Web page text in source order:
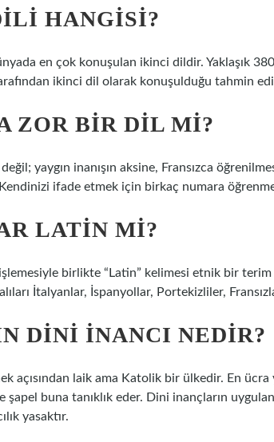
HANGISI?
en çok konuşulan ikinci dildir. Yaklaşık
ikinci dil olarak konuşulduğu tahmin
ZOR BIR DIL MI?
yaygın inanışın aksine, Fransızca
ifade etmek için birkaç numara
LATIN MI?
birlikte “Latin” kelimesi etnik bir
İtalyanlar, İspanyollar, Portekizliler,
DINI INANCI NEDIR?
açısından laik ama Katolik bir ülkedir. En
buna tanıklık eder. Dini inançların
yasaktır.